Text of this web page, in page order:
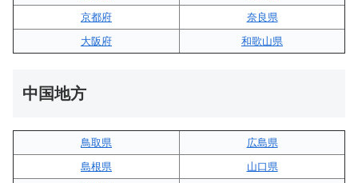
京都府
奈良県
大阪府
和歌山県
中国地方
鳥取県
広島県
島根県
山口県